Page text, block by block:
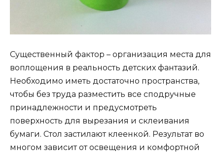
Существенный фактор – организация места для
воплощения в реальность детских фантазий.
Необходимо иметь достаточно пространства,
чтобы без труда разместить все сподручные
принадлежности и предусмотреть
поверхность для вырезания и склеивания
бумаги. Стол застилают клеенкой. Результат во
многом зависит от освещения и комфортной